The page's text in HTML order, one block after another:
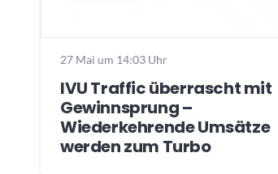
27 Mai um 14:03 Uhr
IVU Traffic überrascht mit
Gewinnsprung –
Wiederkehrende Umsätze
werden zum Turbo